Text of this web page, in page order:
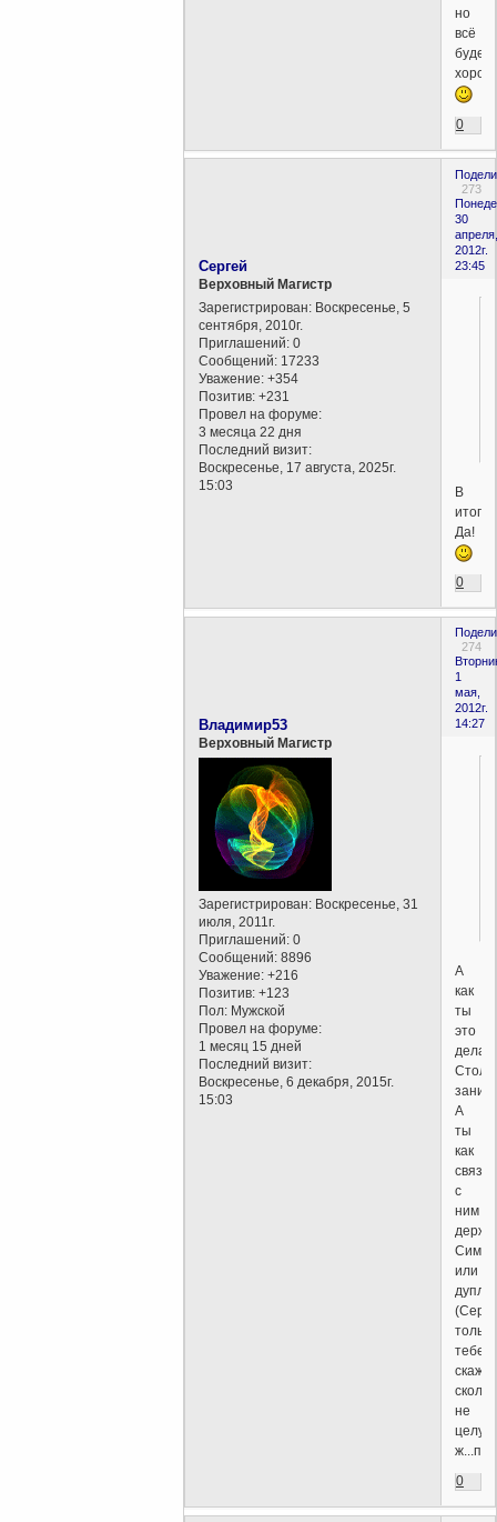
но
всё
будет
0
273
30
апреля,
2012г.
23:45
Сергей
Верховный Магистр
Зарегистрирован: Воскресенье, 5
сентября, 2010г.
Приглашений: 0
Сообщений: 17233
Уважение: +354
Позитив: +231
Провел на форуме:
3 месяца 22 дня
Последний визит:
Воскресенье, 17 августа, 2025г.
15:03
В
итоге-
Да!
0
274
1
мая,
2012г.
14:27
Владимир53
Верховный Магистр
Зарегистрирован: Воскресенье, 31
июля, 2011г.
Приглашений: 0
Сообщений: 8896
Уважение: +216
Позитив: +123
Пол: Мужской
Провел на форуме:
1 месяц 15 дней
Последний визит:
Воскресенье, 6 декабря, 2015г.
15:03
А
как
ты
это
А
ты
как
связь
с
ним
или
только
тебе
скажу:
не
0